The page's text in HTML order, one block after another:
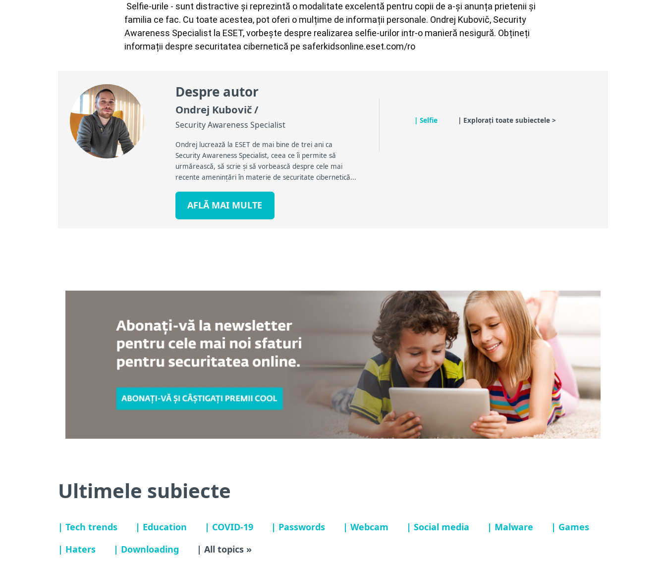
familia ce fac. Cu toate acestea, pot oferi o mulțime de informații personale. Ondrej Kubovič, Security
Awareness Specialist la ESET, vorbește despre realizarea selfie-urilor intr-o manieră nesigură. Obțineți
informații despre securitatea cibernetică pe saferkidsonline.eset.com/ro
Despre autor
Ondrej Kubovič/
Security Awareness Specialist
Ondrej lucrează la ESET de mai bine de trei ani ca
Security Awareness Specialist, ceea ce îi permite să
urmărească, să scrie și să vorbească despre cele mai
recente amenințări în materie de securitate cibernetică...
AFLĂ MAI MULTE
| Selfie | Explorați toate subiectele >
Ultimele subiecte
| Tech trends | Education | COVID-19 | Passwords | Webcam | Social media | Malware
| Games
| Haters
| Downloading | All topics »